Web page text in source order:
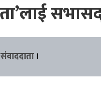
।